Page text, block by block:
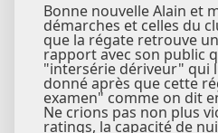
Bonne nouvelle Alain et
démarches et celles du
que la régate retrouve
rapport avec son public
"intersérie dériveur" qui
donné après que cette
examen" comme on dit
Ne crions pas non plus
ratings, la capacité de